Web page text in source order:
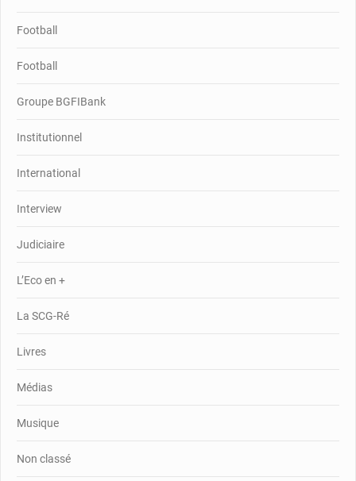
Football
Football
Groupe BGFIBank
Institutionnel
International
Interview
Judiciaire
L’Eco en +
La SCG-Ré
Livres
Médias
Musique
Non classé